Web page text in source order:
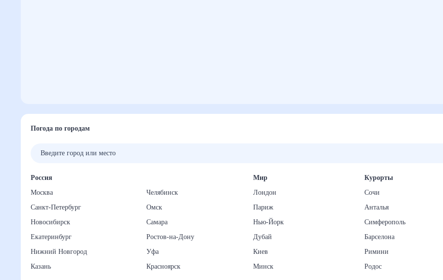
Погода по городам
Россия
Москва
Санкт-Петербург
Новосибирск
Екатеринбург
Нижний Новгород
Казань
Челябинск
Омск
Самара
Ростов-на-Дону
Уфа
Красноярск
Мир
Лондон
Париж
Нью-Йорк
Дубай
Киев
Минск
Курорты
Сочи
Анталья
Симферополь
Барселона
Римини
Родос